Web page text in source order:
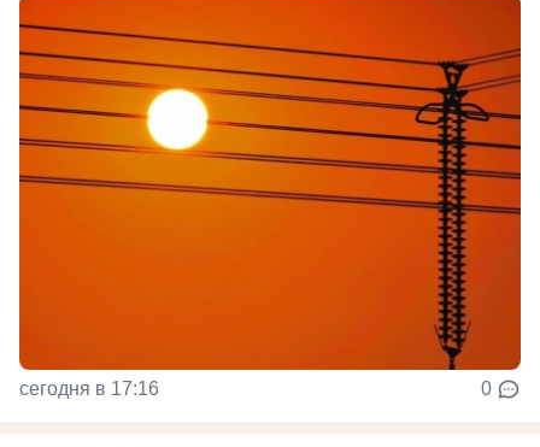
сегодня в 17:16 0